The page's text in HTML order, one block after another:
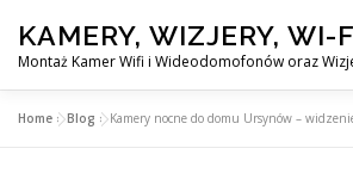
content
KAMERY, WIZJERY, WI-
Montaż Kamer Wifi i Wideodomofonów oraz
Home »Blog »Kamery nocne do domu Ursynów –